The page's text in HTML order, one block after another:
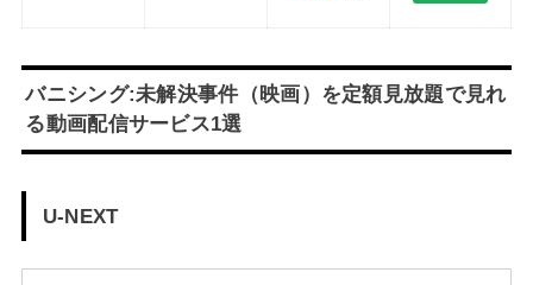
バニシング:未解決事件（映画）を定額見放題で見れ
る動画配信サービス1選
U-NEXT